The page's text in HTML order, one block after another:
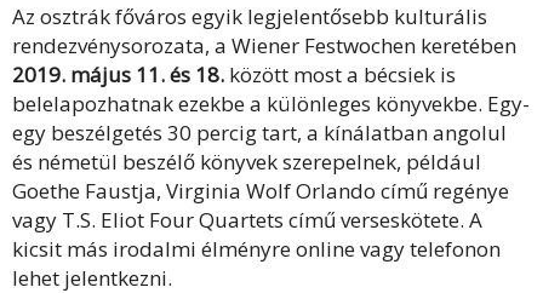
Az osztrák főváros egyik legjelentősebb kulturális
rendezvénysorozata, a Wiener Festwochen keretében
2019. május 11. és 18. között most a bécsiek is
belelapozhatnak ezekbe a különleges könyvekbe. Egy-
egy beszélgetés 30 percig tart, a kínálatban angolul
és németül beszélő könyvek szerepelnek, például
Goethe Faustja, Virginia Wolf Orlando című regénye
vagy T.S. Eliot Four Quartets című verseskötete. A
kicsit más irodalmi élményre online vagy telefonon
lehet jelentkezni.